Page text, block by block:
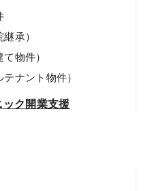
承）
物件）
ナント物件）
ク開業支援